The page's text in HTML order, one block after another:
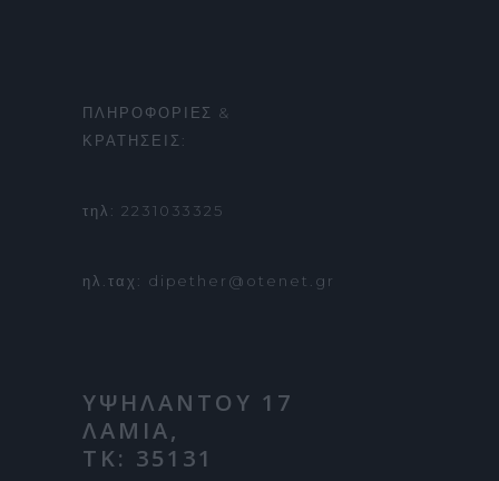
ΠΛΗΡΟΦΟΡΙΕΣ &
ΚΡΑΤΗΣΕΙΣ:
τηλ: 2231033325
ηλ.ταχ: dipether@otenet.gr
ΥΨΗΛΑΝΤΟΥ 17
ΛΑΜΙΑ,
ΤΚ: 35131